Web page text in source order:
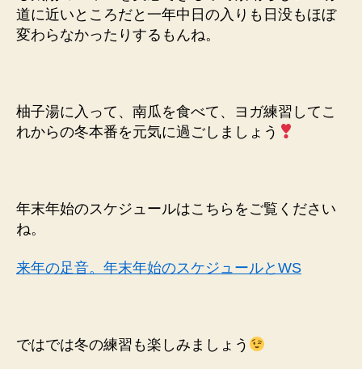
道に近いところだと一年中日の入りも日没もほぼ
変わらなかったりするもんね。
柚子湯に入って、南瓜を食べて、ヨガ練習してこ
れからの冬本番を元気に過ごしましょう
年末年始のスケジュールはこちらをご覧ください
ね。
来年の足音。年末年始のスケジュールとWS
ではでは冬の練習も楽しみましょう